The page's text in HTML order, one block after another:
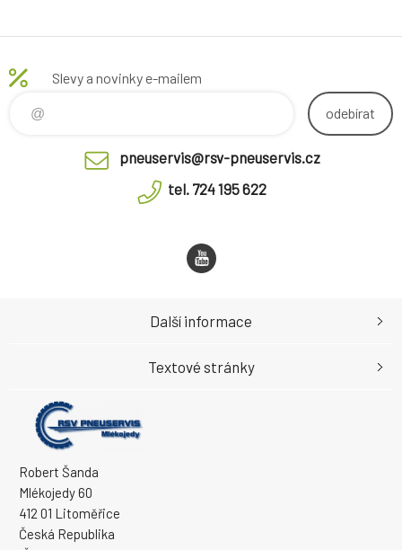
Slevy a novinky e-mailem
odebírat
pneuservis@rsv-pneuservis.cz
tel. 724 195 622
Robert Šanda
Mlékojedy 60
412 01 Litoměřice
Česká Republika
Další informace
Textové stránky